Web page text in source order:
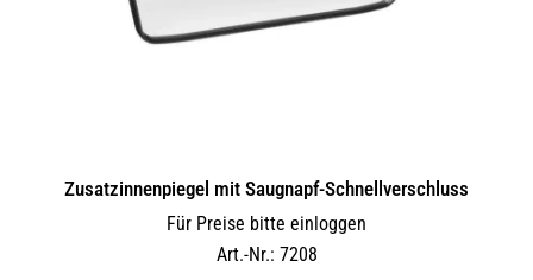
Zusatzinnenpiegel mit Saugnapf-Schnellverschluss
Für Preise bitte einloggen
Art.-Nr.: 7208